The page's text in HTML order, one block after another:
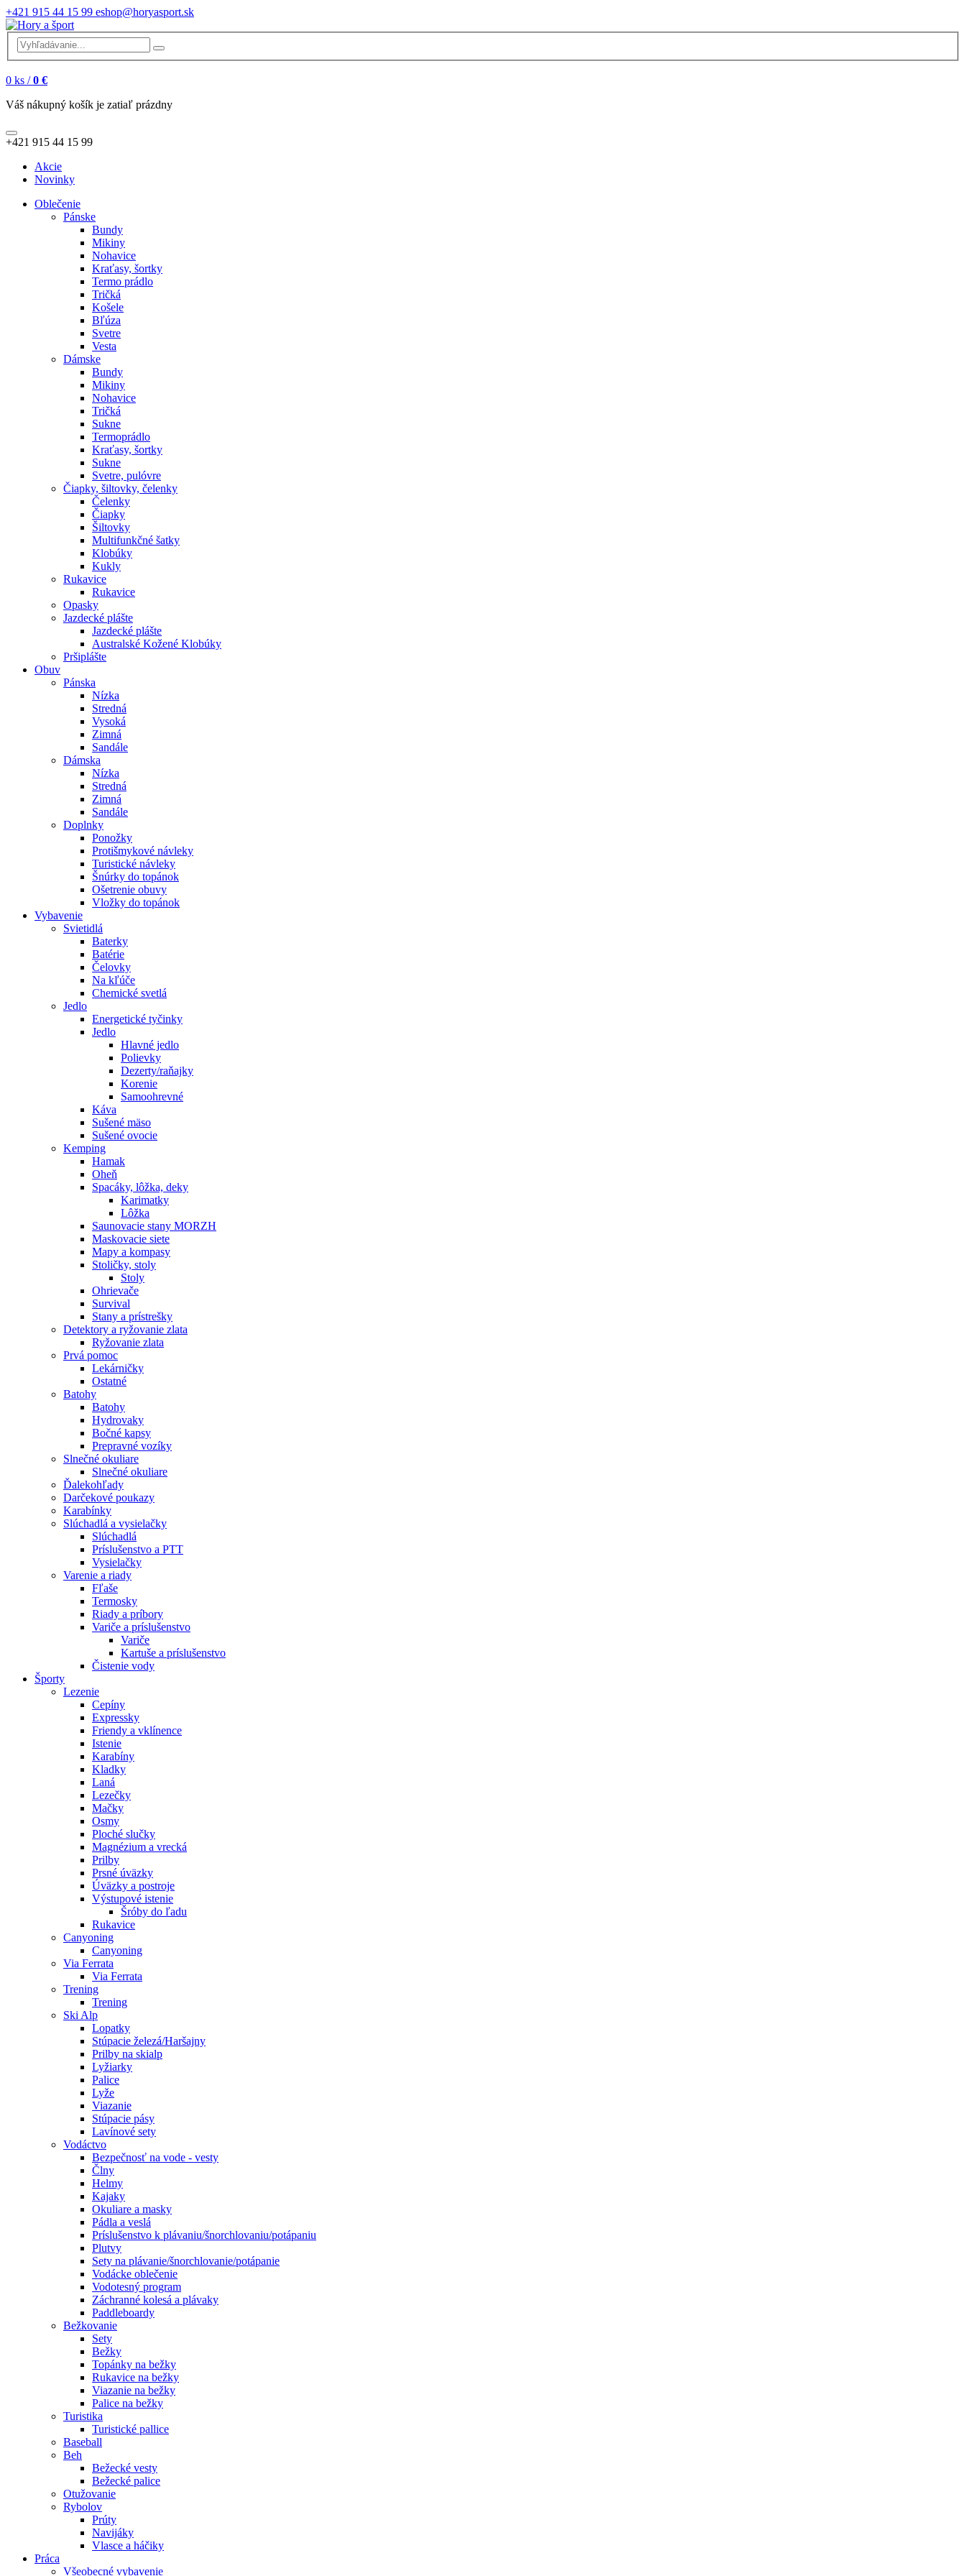
+421 915 44 15 99 eshop@horyasport.sk
0 ks / 0 €
Váš nákupný košík je zatiaľ prázdny
+421 915 44 15 99
Akcie
Novinky
Oblečenie
Pánske
Bundy
Mikiny
Nohavice
Kraťasy, šortky
Termo prádlo
Tričká
Košele
Bľúza
Svetre
Vesta
Dámske
Bundy
Mikiny
Nohavice
Tričká
Sukne
Termoprádlo
Kraťasy, šortky
Sukne
Svetre, pulóvre
Čiapky, šiltovky, čelenky
Čelenky
Čiapky
Šiltovky
Multifunkčné šatky
Klobúky
Kukly
Rukavice
Rukavice
Opasky
Jazdecké plášte
Jazdecké plášte
Australské Kožené Klobúky
Pršiplášte
Obuv
Pánska
Nízka
Stredná
Vysoká
Zimná
Sandále
Dámska
Nízka
Stredná
Zimná
Sandále
Doplnky
Ponožky
Protišmykové návleky
Turistické návleky
Šnúrky do topánok
Ošetrenie obuvy
Vložky do topánok
Vybavenie
Svietidlá
Baterky
Batérie
Čelovky
Na kľúče
Chemické svetlá
Jedlo
Energetické tyčinky
Jedlo
Hlavné jedlo
Polievky
Dezerty/raňajky
Korenie
Samoohrevné
Káva
Sušené mäso
Sušené ovocie
Kemping
Hamak
Oheň
Spacáky, lôžka, deky
Karimatky
Lôžka
Saunovacie stany MORZH
Maskovacie siete
Mapy a kompasy
Stoličky, stoly
Stoly
Ohrievače
Survival
Stany a prístrešky
Detektory a ryžovanie zlata
Ryžovanie zlata
Prvá pomoc
Lekárničky
Ostatné
Batohy
Batohy
Hydrovaky
Bočné kapsy
Prepravné vozíky
Slnečné okuliare
Slnečné okuliare
Ďalekohľady
Darčekové poukazy
Karabínky
Slúchadlá a vysielačky
Slúchadlá
Príslušenstvo a PTT
Vysielačky
Varenie a riady
Fľaše
Termosky
Riady a príbory
Variče a príslušenstvo
Variče
Kartuše a príslušenstvo
Čistenie vody
Športy
Lezenie
Cepíny
Expressky
Friendy a vklínence
Istenie
Karabíny
Kladky
Laná
Lezečky
Mačky
Osmy
Ploché slučky
Magnézium a vrecká
Prilby
Prsné úväzky
Úväzky a postroje
Výstupové istenie
Šróby do ľadu
Rukavice
Canyoning
Canyoning
Via Ferrata
Via Ferrata
Trening
Trening
Ski Alp
Lopatky
Stúpacie železá/Haršajny
Prilby na skialp
Lyžiarky
Palice
Lyže
Viazanie
Stúpacie pásy
Lavínové sety
Vodáctvo
Bezpečnosť na vode - vesty
Člny
Helmy
Kajaky
Okuliare a masky
Pádla a veslá
Príslušenstvo k plávaniu/šnorchlovaniu/potápaniu
Plutvy
Sety na plávanie/šnorchlovanie/potápanie
Vodácke oblečenie
Vodotesný program
Záchranné kolesá a plávaky
Paddleboardy
Bežkovanie
Sety
Bežky
Topánky na bežky
Rukavice na bežky
Viazanie na bežky
Palice na bežky
Turistika
Turistické pallice
Baseball
Beh
Bežecké vesty
Bežecké palice
Otužovanie
Rybolov
Prúty
Navijáky
Vlasce a háčiky
Práca
Všeobecné vybavenie